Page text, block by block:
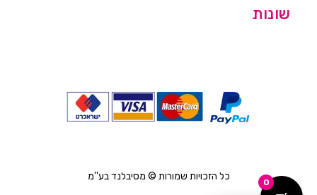
שונות
כל הזכויות שמורות © מסיבלנד בע''מ
0